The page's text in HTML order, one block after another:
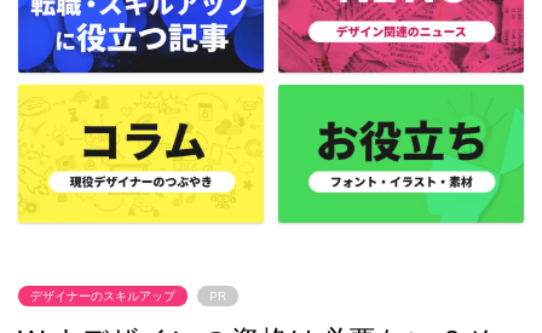
デザイナーのスキルアップ PR